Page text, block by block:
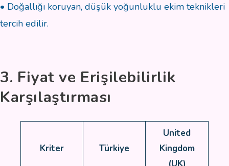
• Doğallığı koruyan, düşük yoğunluklu ekim teknikleri
tercih edilir.
3. Fiyat ve Erişilebilirlik
Karşılaştırması
Kriter Türkiye
United
Kingdom